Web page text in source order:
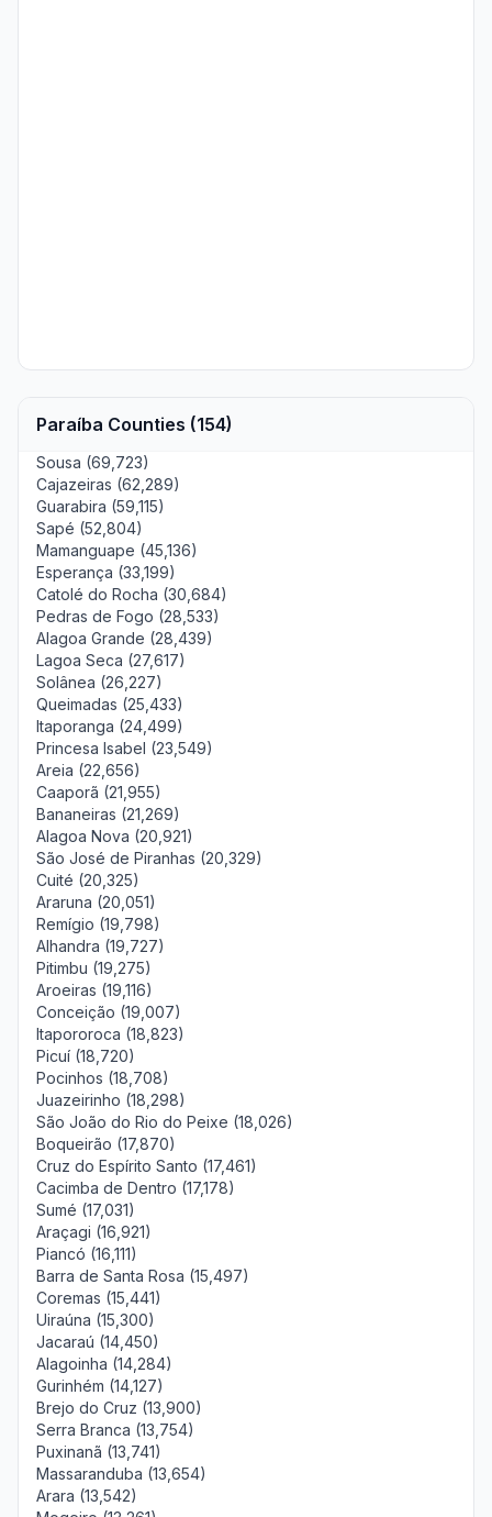
Paraíba Counties (154)
Sousa (69,723)
Cajazeiras (62,289)
Guarabira (59,115)
Sapé (52,804)
Mamanguape (45,136)
Esperança (33,199)
Catolé do Rocha (30,684)
Pedras de Fogo (28,533)
Alagoa Grande (28,439)
Lagoa Seca (27,617)
Solânea (26,227)
Queimadas (25,433)
Itaporanga (24,499)
Princesa Isabel (23,549)
Areia (22,656)
Caaporã (21,955)
Bananeiras (21,269)
Alagoa Nova (20,921)
São José de Piranhas (20,329)
Cuité (20,325)
Araruna (20,051)
Remígio (19,798)
Alhandra (19,727)
Pitimbu (19,275)
Aroeiras (19,116)
Conceição (19,007)
Itapororoca (18,823)
Picuí (18,720)
Pocinhos (18,708)
Juazeirinho (18,298)
São João do Rio do Peixe (18,026)
Boqueirão (17,870)
Cruz do Espírito Santo (17,461)
Cacimba de Dentro (17,178)
Sumé (17,031)
Araçagi (16,921)
Piancó (16,111)
Barra de Santa Rosa (15,497)
Coremas (15,441)
Uiraúna (15,300)
Jacaraú (14,450)
Alagoinha (14,284)
Gurinhém (14,127)
Brejo do Cruz (13,900)
Serra Branca (13,754)
Puxinanã (13,741)
Massaranduba (13,654)
Arara (13,542)